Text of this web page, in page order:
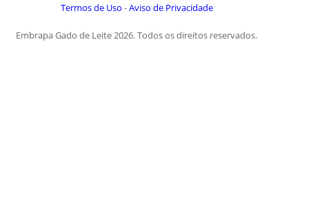
Termos de Uso -Aviso de Privacidade
Embrapa Gado de Leite 2026. Todos os direitos reservados.